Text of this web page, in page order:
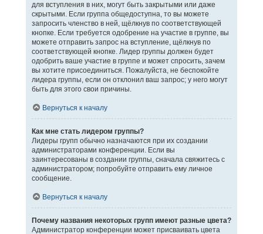
для вступления в них, могут быть закрытыми или даже
скрытыми. Если группа общедоступна, то вы можете
запросить членство в ней, щёлкнув по соответствующей
кнопке. Если требуется одобрение на участие в группе, вы
можете отправить запрос на вступление, щёлкнув по
соответствующей кнопке. Лидер группы должен будет
одобрить ваше участие в группе и может спросить, зачем
вы хотите присоединиться. Пожалуйста, не беспокойте
лидера группы, если он отклонил ваш запрос; у него могут
быть для этого свои причины.
Вернуться к началу
Как мне стать лидером группы?
Лидеры групп обычно назначаются при их создании
администраторами конференции. Если вы
заинтересованы в создании группы, сначала свяжитесь с
администратором; попробуйте отправить ему личное
сообщение.
Вернуться к началу
Почему названия некоторых групп имеют разные цвета?
Администратор конференции может присваивать цвета